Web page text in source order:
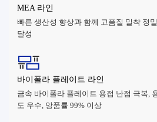
MEA 라인
빠른 생산성 향상과 함께 고품질 밀착 정
달성
바이폴라 플레이트 라인
금속 바이폴라 플레이트 용접 난점 극복,
도 우수, 앙품률 99% 이상